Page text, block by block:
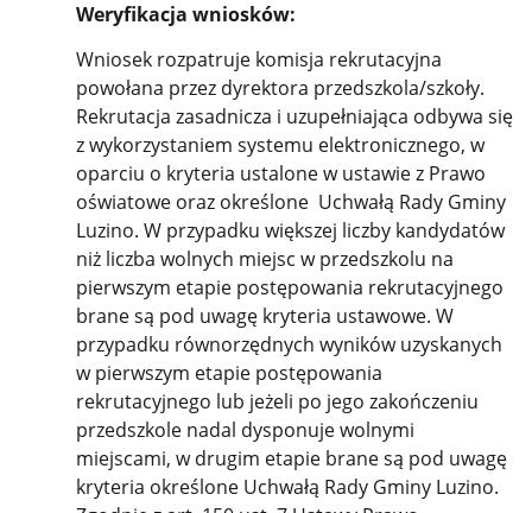
Weryfikacja wniosków:
Wniosek rozpatruje komisja rekrutacyjna
powołana przez dyrektora przedszkola/szkoły.
Rekrutacja zasadnicza i uzupełniająca odbywa się
z wykorzystaniem systemu elektronicznego, w
oparciu o kryteria ustalone w ustawie z Prawo
oświatowe oraz określone Uchwałą Rady Gminy
Luzino. W przypadku większej liczby kandydatów
niż liczba wolnych miejsc w przedszkolu na
pierwszym etapie postępowania rekrutacyjnego
brane są pod uwagę kryteria ustawowe. W
przypadku równorzędnych wyników uzyskanych
w pierwszym etapie postępowania
rekrutacyjnego lub jeżeli po jego zakończeniu
przedszkole nadal dysponuje wolnymi
miejscami, w drugim etapie brane są pod uwagę
kryteria określone Uchwałą Rady Gminy Luzino.